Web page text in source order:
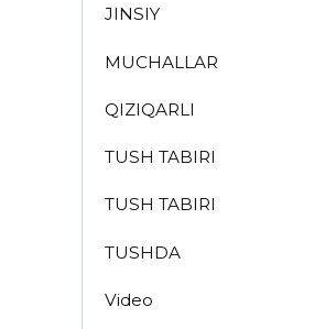
JINSIY
MUCHALLAR
QIZIQARLI
TUSH TABIRI
TUSH TABIRI
TUSHDA
Video